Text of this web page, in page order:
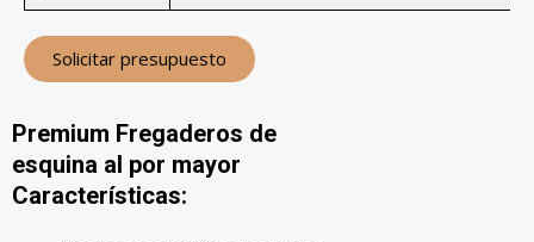
Solicitar presupuesto
Premium Fregaderos de
esquina al por mayor
Características: